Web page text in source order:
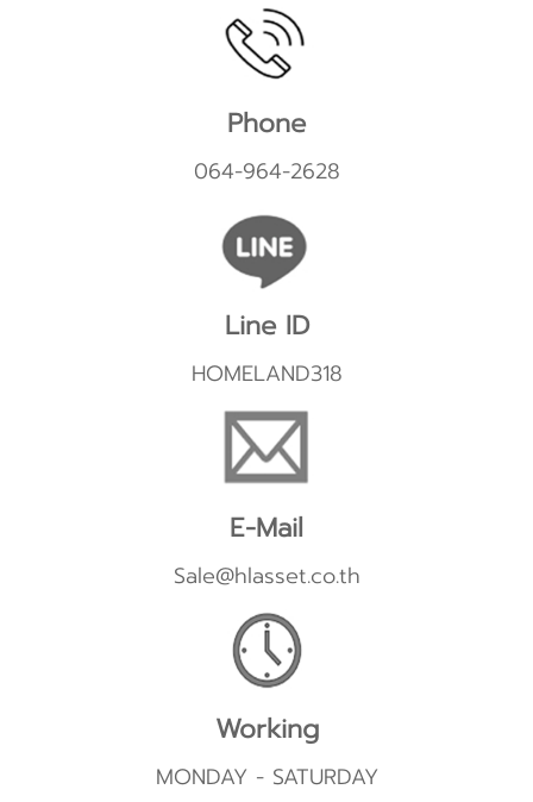
Phone
064-964-2628
Line ID
HOMELAND318
E-Mail
Sale@hlasset.co.th
Working
MONDAY - SATURDAY